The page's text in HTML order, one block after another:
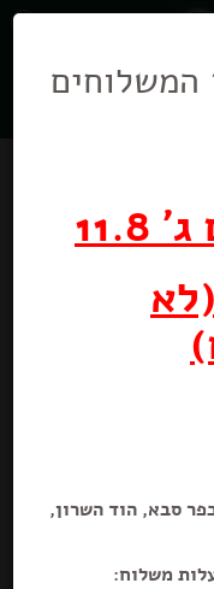
‏9.90 ₪
המשלוחים
סבא, הוד השרון,